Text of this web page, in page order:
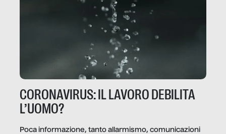
CORONAVIRUS: IL LAVORO DEBILITA
L’UOMO?
Poca informazione, tanto allarmismo, comunicazioni